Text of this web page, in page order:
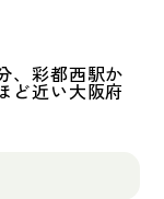
、彩都西駅か
ど近い大阪府